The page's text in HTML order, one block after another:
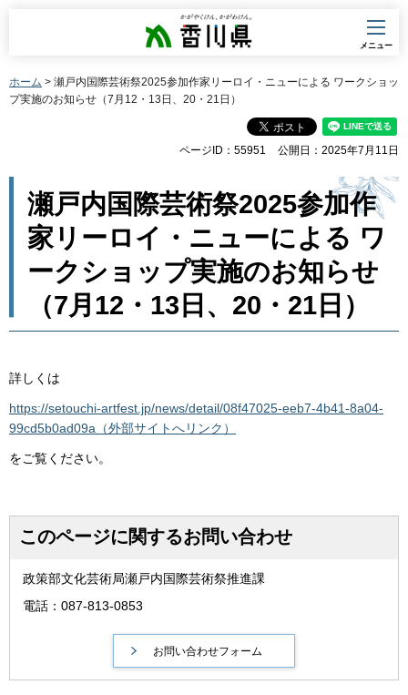
香川県
メニュー
ホーム > 瀬戸内国際芸術祭2025参加作家リーロイ・ニューによる ワークショッ
プ実施のお知らせ（7月12・13日、20・21日）
ページID：55951 公開日：2025年7月11日
瀬戸内国際芸術祭2025参加作
家リーロイ・ニューによる ワ
ークショップ実施のお知らせ
（7月12・13日、20・21日）
詳しくは
https://setouchi-artfest.jp/news/detail/08f47025-eeb7-4b41-8a04-
99cd5b0ad09a（外部サイトへリンク）
をご覧ください。
このページに関するお問い合わせ
政策部文化芸術局瀬戸内国際芸術祭推進課
電話：087-813-0853